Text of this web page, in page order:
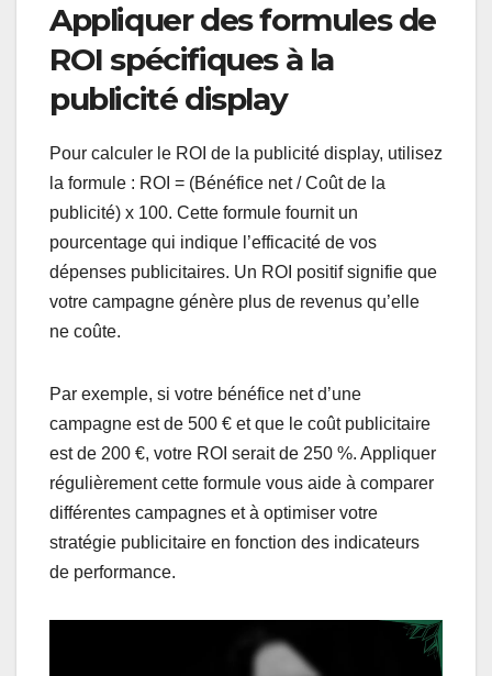
Appliquer des formules de
ROI spécifiques à la
publicité display
Pour calculer le ROI de la publicité display, utilisez
la formule : ROI = (Bénéfice net / Coût de la
publicité) x 100. Cette formule fournit un
pourcentage qui indique l’efficacité de vos
dépenses publicitaires. Un ROI positif signifie que
votre campagne génère plus de revenus qu’elle
ne coûte.
Par exemple, si votre bénéfice net d’une
campagne est de 500 € et que le coût publicitaire
est de 200 €, votre ROI serait de 250 %. Appliquer
régulièrement cette formule vous aide à comparer
différentes campagnes et à optimiser votre
stratégie publicitaire en fonction des indicateurs
de performance.